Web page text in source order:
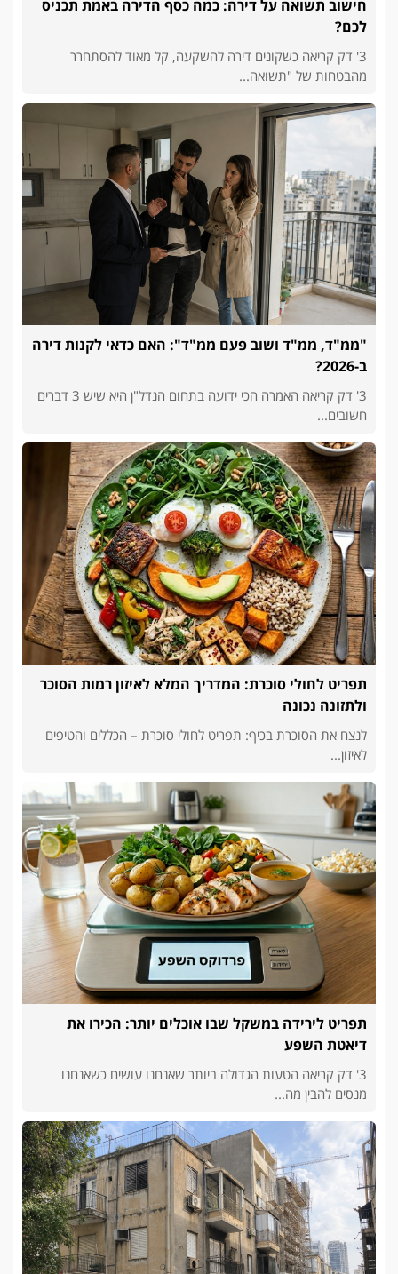
חישוב תשואה על דירה: כמה כסף הדירה באמת תכניס
לכם?
3' דק קריאה כשקונים דירה להשקעה, קל מאוד להסתחרר
מהבטחות של "תשואה...
"ממ"ד, ממ"ד ושוב פעם ממ"ד": האם כדאי לקנות דירה
ב-2026?
3' דק קריאה האמרה הכי ידועה בתחום הנדל"ן היא שיש 3 דברים
חשובים...
תפריט לחולי סוכרת: המדריך המלא לאיזון רמות הסוכר
ולתזונה נכונה
לנצח את הסוכרת בכיף: תפריט לחולי סוכרת – הכללים והטיפים
לאיזון...
תפריט לירידה במשקל שבו אוכלים יותר: הכירו את
דיאטת השפע
3' דק קריאה הטעות הגדולה ביותר שאנחנו עושים כשאנחנו
מנסים להבין מה...